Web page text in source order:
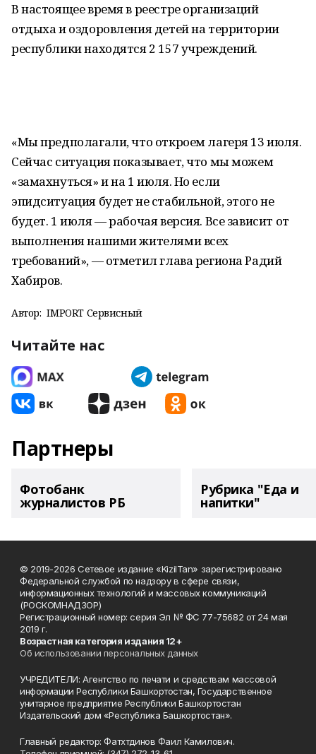
В настоящее время в реестре организаций
отдыха и оздоровления детей на территории
республики находятся 2 157 учреждений.
«Мы предполагали, что откроем лагеря 13 июля.
Сейчас ситуация показывает, что мы можем
«замахнуться» и на 1 июля. Но если
эпидситуация будет не стабильной, этого не
будет. 1 июля — рабочая версия. Все зависит от
выполнения нашими жителями всех
требований», — отметил глава региона Радий
Хабиров.
Автор: IMPORT Сервисный
Читайте нас
Партнеры
Фотобанк
журналистов РБ
Рубрика "Еда и
напитки"
© 2019-2026 Сетевое издание «KizilTan» зарегистрировано
Федеральной службой по надзору в сфере связи,
информационных технологий и массовых коммуникаций
(РОСКОМНАДЗОР)
Регистрационный номер: серия Эл № ФС 77-75682 от 24 мая
2019 г.
Возрастная категория издания 12+
Об использовании персональных данных
УЧРЕДИТЕЛИ: Агентство по печати и средствам массовой
информации Республики Башкортостан, Государственное
унитарное предприятие Республики Башкортостан
Издательский дом «Республика Башкортостан».
Главный редактор: Фатхтдинов Фаил Камилович.